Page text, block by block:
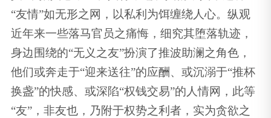
“友情”如无形之网，以私利为饵缠绕人心。纵观
近年来一些落马官员之痛悔，细究其堕落轨迹，
身边围绕的“无义之友”扮演了推波助澜之角色，
他们或奔走于“迎来送往”的应酬、或沉溺于“推杯
换盏”的快感、或深陷“权钱交易”的人情网，此等
“友”，非友也，乃附于权势之利者，实为贪欲之